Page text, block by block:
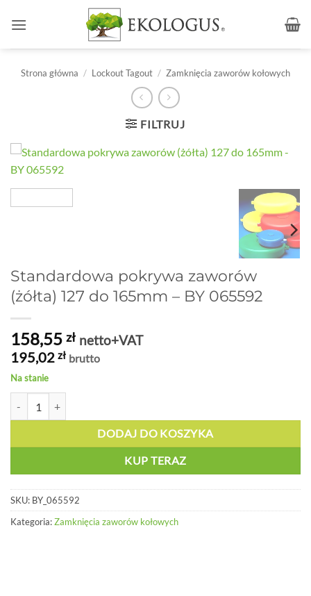
Strona główna / Lockout Tagout / Zamknięcia zaworów kołowych
FILTRUJ
Standardowa pokrywa zaworów
(żółta) 127 do 165mm – BY 065592
158,55 zł netto+VAT
195,02 zł brutto
Na stanie
DODAJ DO KOSZYKA
KUP TERAZ
SKU: BY_065592
Kategoria:Zamknięcia zaworów kołowych